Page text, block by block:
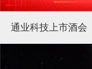
通业科技上市酒会